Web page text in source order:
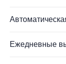
Ежедневные